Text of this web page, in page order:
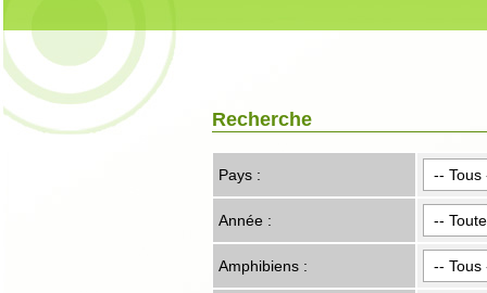
Recherche
Pays :
Année :
Amphibiens :